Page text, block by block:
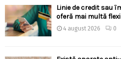
Linie de credit sau
oferă mai multă
4 august 2026 0